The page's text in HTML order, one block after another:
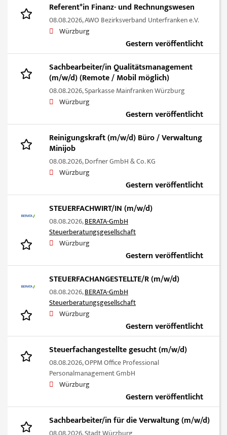
Referent*in Finanz- und Rechnungswesen
08.08.2026,AWO Bezirksverband Unterfranken e.V.
Würzburg
Gestern veröffentlicht
Sachbearbeiter/in Qualitätsmanagement
(m/w/d) (Remote / Mobil möglich)
08.08.2026,Sparkasse Mainfranken Würzburg
Würzburg
Gestern veröffentlicht
Reinigungskraft (m/w/d) Büro / Verwaltung
Minijob
08.08.2026,Dorfner GmbH & Co. KG
Würzburg
Gestern veröffentlicht
STEUERFACHWIRT/IN (m/w/d)
08.08.2026,BERATA-GmbH
Steuerberatungsgesellschaft
Würzburg
Gestern veröffentlicht
STEUERFACHANGESTELLTE/R (m/w/d)
08.08.2026,BERATA-GmbH
Steuerberatungsgesellschaft
Würzburg
Gestern veröffentlicht
Steuerfachangestellte gesucht (m/w/d)
08.08.2026,OPPM Office Professional
Personalmanagement GmbH
Würzburg
Gestern veröffentlicht
Sachbearbeiter/in für die Verwaltung (m/w/d)